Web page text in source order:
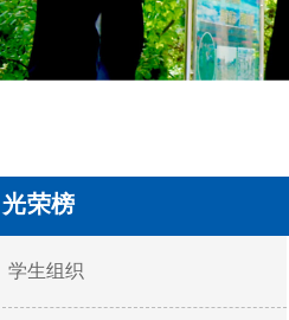
光荣榜
学生组织